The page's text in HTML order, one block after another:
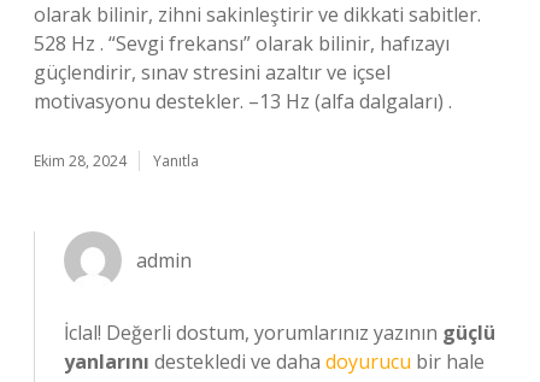
olarak bilinir, zihni sakinleştirir ve dikkati sabitler.
528 Hz . “Sevgi frekansı” olarak bilinir, hafızayı
güçlendirir, sınav stresini azaltır ve içsel
motivasyonu destekler. –13 Hz (alfa dalgaları) .
Ekim 28, 2024 Yanıtla
admin
İclal! Değerli dostum, yorumlarınız yazının güçlü
yanlarını destekledi ve daha doyurucu bir hale